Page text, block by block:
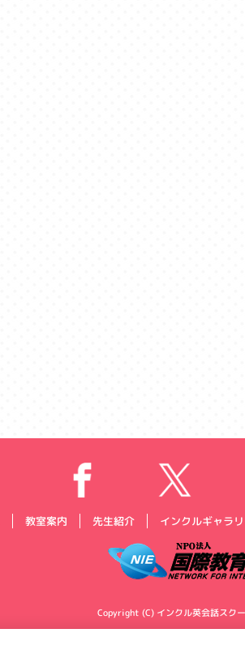
教室案内 先生紹介 インクルギャラ
Copyright (C) インクル英会話ス